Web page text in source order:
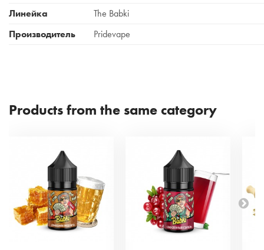
Линейка
The Babki
Производитель
Pridevape
Products from the same category